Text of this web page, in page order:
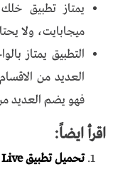
ميجابايت، ولا
التطبيق يمتاز
العديد من
فهو يضم العديد من
اقرأ ايضاً: